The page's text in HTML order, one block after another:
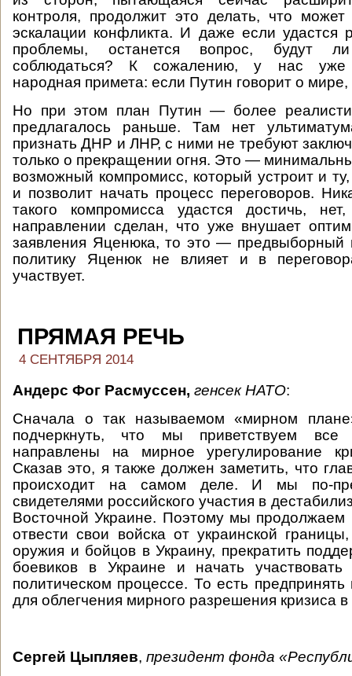
контроля, продолжит это делать, что
эскалации конфликта. И даже если удастся
проблемы, останется вопрос, будут ли
соблюдаться? К сожалению, у нас уже
народная примета: если Путин говорит о мире,
Но при этом план Путин — более
предлагалось раньше. Там нет
признать ДНР и ЛНР, с ними не требуют
только о прекращении огня. Это —
возможный компромисс, который устроит и
и позволит начать процесс переговоров.
такого компромисса удастся достичь,
направлении сделан, что уже внушает
заявления Яценюка, то это —
политику Яценюк не влияет и в
участвует.
ПРЯМАЯ РЕЧЬ
4 СЕНТЯБРЯ 2014
Андерс Фог Расмуссен, генсек НАТО:
Сначала о так называемом «мирном
подчеркнуть, что мы приветствуем все
направлены на мирное урегулирование
Сказав это, я также должен заметить, что
происходит на самом деле. И мы по-
свидетелями российского участия в
Восточной Украине. Поэтому мы продолжаем
отвести свои войска от украинской
оружия и бойцов в Украину, прекратить
боевиков в Украине и начать участвовать
политическом процессе. То есть
для облегчения мирного разрешения кризиса
Сергей Цыпляев, президент фонда